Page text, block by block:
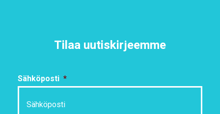
Tilaa uutiskirjeemme
Sähköposti *